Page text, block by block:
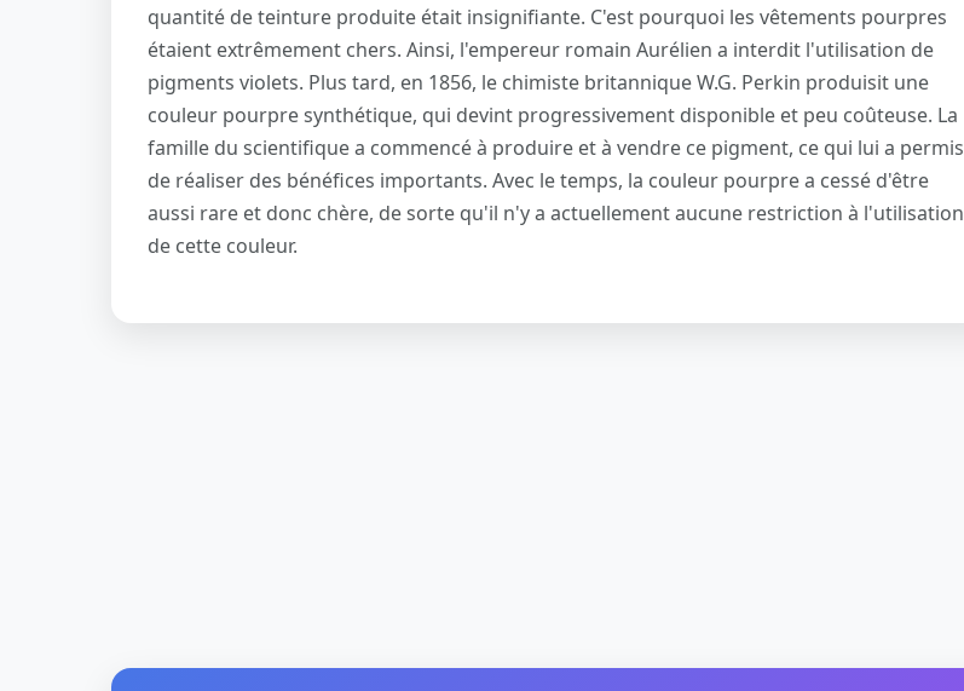
quantité de teinture produite était insignifiante. C'est pourquoi les vêtements pourpres
étaient extrêmement chers. Ainsi, l'empereur romain Aurélien a interdit l'utilisation de
pigments violets. Plus tard, en 1856, le chimiste britannique W.G. Perkin produisit une
couleur pourpre synthétique, qui devint progressivement disponible et peu coûteuse. La
famille du scientifique a commencé à produire et à vendre ce pigment, ce qui lui a permis
de réaliser des bénéfices importants. Avec le temps, la couleur pourpre a cessé d'être
aussi rare et donc chère, de sorte qu'il n'y a actuellement aucune restriction à l'utilisation
de cette couleur.